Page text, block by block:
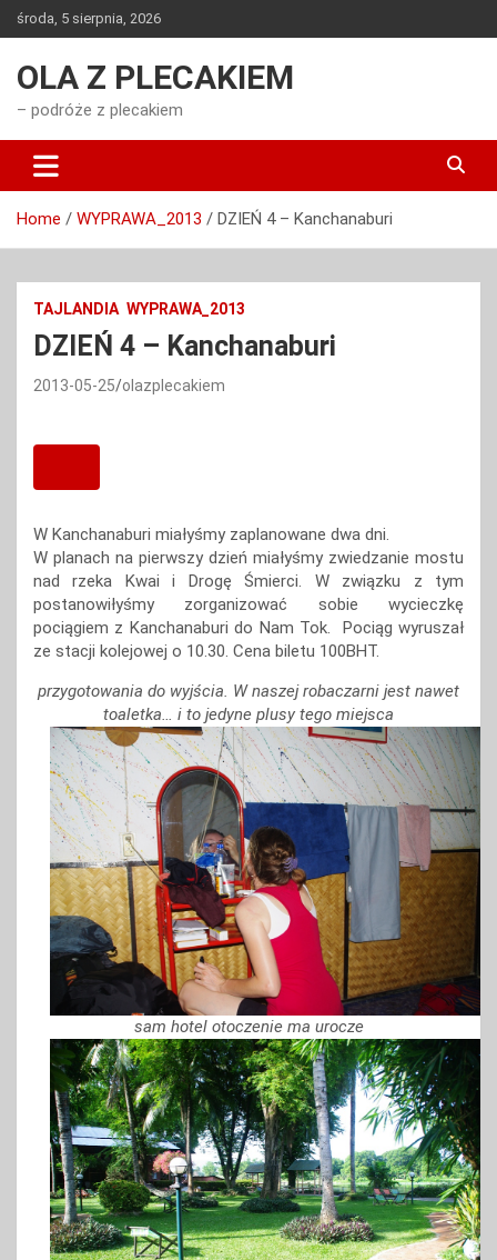
Skip
to
środa, 5 sierpnia, 2026
OLA Z PLECAKIEM
– podróże z plecakiem
Home WYPRAWA_2013 DZIEŃ 4 – Kanchanaburi
TAJLANDIA WYPRAWA_2013
DZIEŃ 4 – Kanchanaburi
2013-05-25 olazplecakiem
W Kanchanaburi miałyśmy zaplanowane dwa dni.
W planach na pierwszy dzień miałyśmy zwiedzanie mostu
nad rzeka Kwai i Drogę Śmierci. W związku z tym
postanowiłyśmy zorganizować sobie wycieczkę
pociągiem z Kanchanaburi do Nam Tok. Pociąg wyruszał
ze stacji kolejowej o 10.30. Cena biletu 100BHT.
przygotowania do wyjścia. W naszej robaczarni jest nawet
toaletka… i to jedyne plusy tego miejsca
sam hotel otoczenie ma urocze